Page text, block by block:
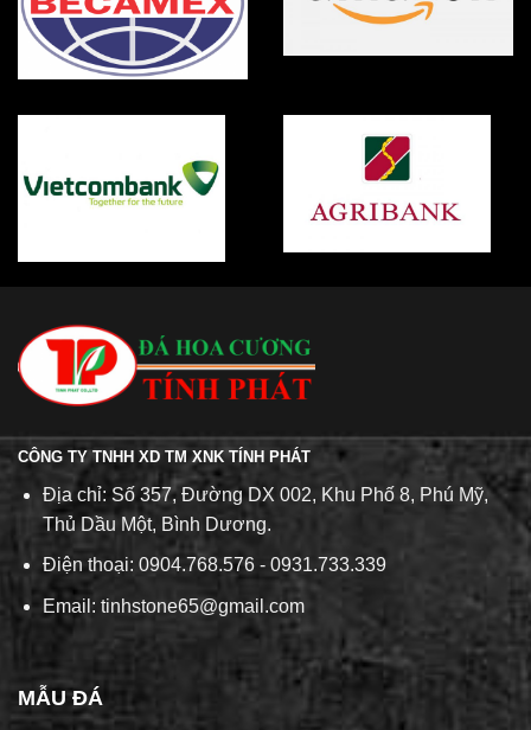
CÔNG TY TNHH XD TM XNK TÍNH PHÁT
Địa chỉ: Số 357, Đường DX 002, Khu Phố 8, Phú Mỹ,
Thủ Dầu Một, Bình Dương.
Điện thoại: 0904.768.576 - 0931.733.339
Email: tinhstone65@gmail.com
MẪU ĐÁ